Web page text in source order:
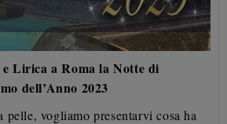
Lirica a Roma la Notte di
dell’Anno 2023
vogliamo presentarvi cosa ha